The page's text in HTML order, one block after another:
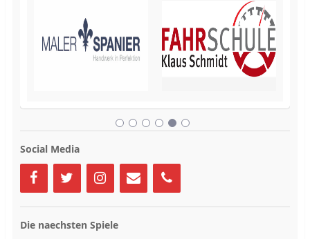
Social Media
Die naechsten Spiele